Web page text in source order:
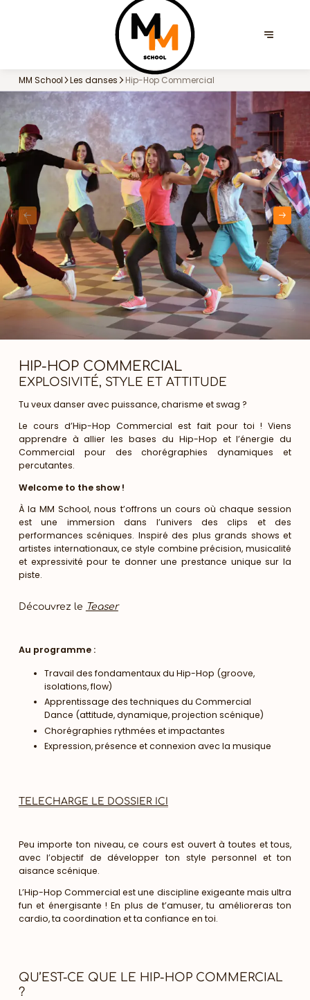
MM School Les danses Hip-Hop Commercial
HIP-HOP COMMERCIAL
EXPLOSIVITÉ, STYLE ET ATTITUDE
Tu veux danser avec puissance, charisme et swag ?
Le cours d’Hip-Hop Commercial est fait pour toi ! Viens
apprendre à allier les bases du Hip-Hop et l’énergie du
Commercial pour des chorégraphies dynamiques et
percutantes.
Welcome to the show !
À la MM School, nous t’offrons un cours où chaque session
est une immersion dans l’univers des clips et des
performances scéniques. Inspiré des plus grands shows et
artistes internationaux, ce style combine précision, musicalité
et expressivité pour te donner une prestance unique sur la
piste.
Découvrez le Teaser
Au programme :
Travail des fondamentaux du Hip-Hop (groove,
isolations, flow)
Apprentissage des techniques du Commercial
Dance (attitude, dynamique, projection scénique)
Chorégraphies rythmées et impactantes
Expression, présence et connexion avec la musique
TELECHARGE LE DOSSIER ICI
Peu importe ton niveau, ce cours est ouvert à toutes et tous,
avec l’objectif de développer ton style personnel et ton
aisance scénique.
L’Hip-Hop Commercial est une discipline exigeante mais ultra
fun et énergisante ! En plus de t’amuser, tu amélioreras ton
cardio, ta coordination et ta confiance en toi.
QU’EST-CE QUE LE HIP-HOP COMMERCIAL
?